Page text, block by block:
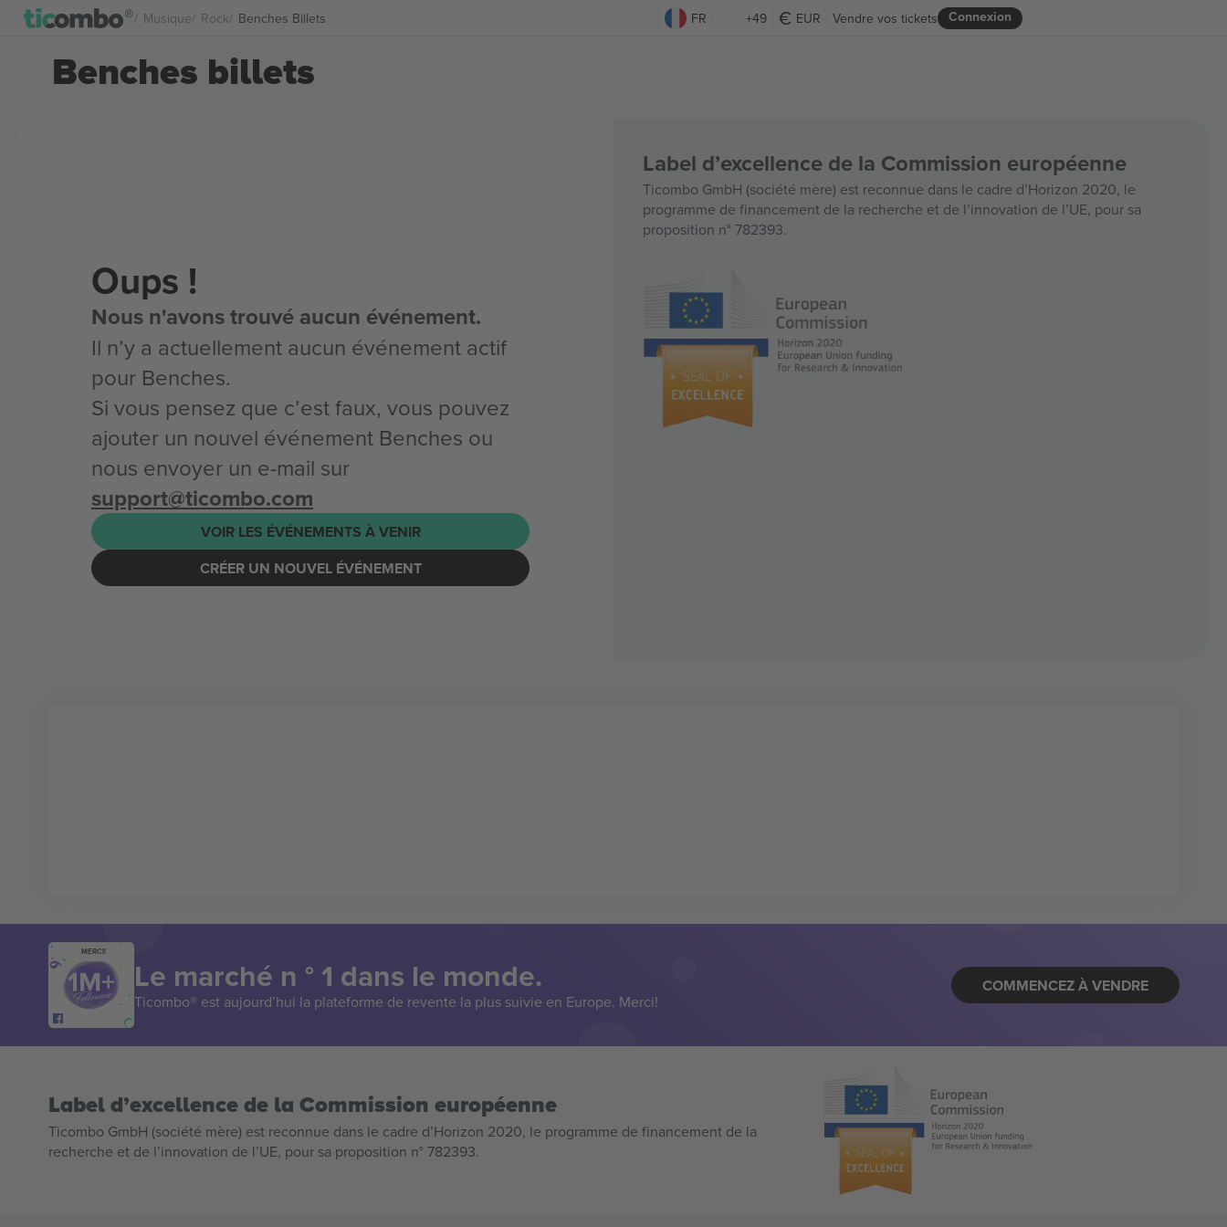
Musique Rock Benches Billets FR +49 EUR Connexion
Vendre vos tickets
Benches billets
Oups !
Nous n'avons trouvé aucun événement.
Il n’y a actuellement aucun événement actif
pour Benches.
Si vous pensez que c’est faux, vous pouvez
ajouter un nouvel événement Benches ou
nous envoyer un e-mail sur
support@ticombo.com
VOIR LES ÉVÉNEMENTS À VENIR
CRÉER UN NOUVEL ÉVÉNEMENT
Label d’excellence de la Commission européenne
Ticombo GmbH (société mère) est reconnue dans le cadre d’Horizon 2020, le
programme de financement de la recherche et de l’innovation de l’UE, pour sa
proposition n° 782393.
MERCI!
Le marché n ° 1 dans le monde.
Ticombo® est aujourd’hui la plateforme de revente la plus suivie en Europe. Merci!
COMMENCEZ À VENDRE
Label d’excellence de la Commission européenne
Ticombo GmbH (société mère) est reconnue dans le cadre d’Horizon 2020, le programme de financement de la
recherche et de l’innovation de l’UE, pour sa proposition n° 782393.